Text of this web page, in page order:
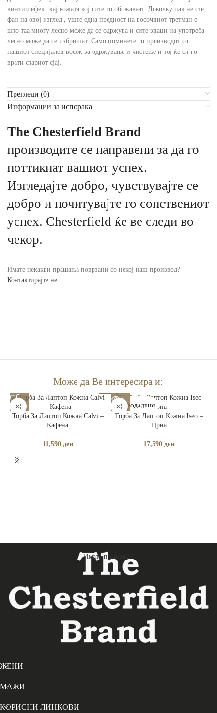
винтиџ ефект кај кожата кој сите го обожаваат. Доколку пак не сте
фан на овој изглед , уште една предност на восочниот третман е
што таа многу лесно може да се одржува и сите знаци на употреба
лесно може да се избришат. Само поминете го производот со
нашиот специјален восок за одржување и чистење и тој ќе си го
врати стариот сјај.
Прегледи (0)
Информации за испорака
The Chesterfield Brand
производите се направени за да го
поттикнат вашиот успех.
Изгледајте добро, чувствувајте се
добро и почитувајте го сопствениот
успех. Chesterfield ќе ве следи во
чекор.
Имате некакви прашања поврзани со некој наш производ?
Контактирајте не
Може да Ве интересира и:
Торба За Лаптоп Кожна Calvi –
Кафена
11,590 ден
РАСПРОДАДЕНО
Торба За Лаптоп Кожна Iseo –
Црна
17,590ден
Имате прашања?
ЖЕНИ
МАЖИ
КОРИСНИ ЛИНКОВИ